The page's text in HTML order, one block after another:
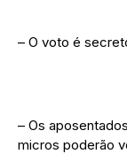
– O voto é
– Os
micros poderão